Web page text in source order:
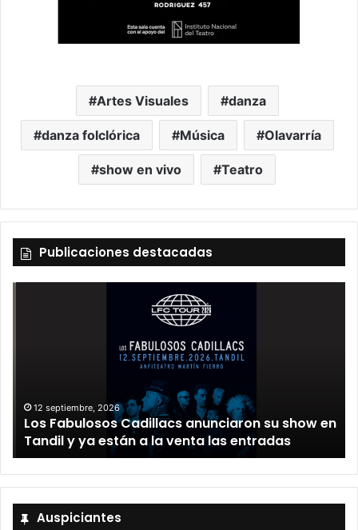
Artes Visuales danza
danza folclórica Música Olavarría
show en vivo Teatro
Publicaciones destacadas
12 septiembre, 2026
Los Fabulosos Cadillacs anunciaron su show en
Tandil y ya están a la venta las entradas
Auspiciantes